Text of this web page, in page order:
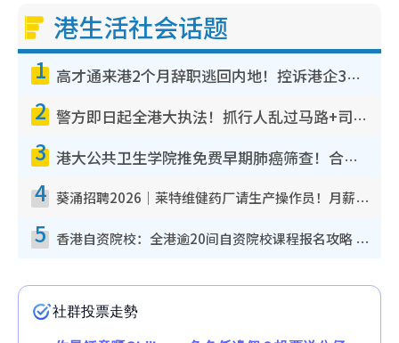
港生活社会话题
1 高才通来港2个月辞职逃回内地！控诉港企3宗罪，叹微管理极窒息
2 警方即日起全港大执法！抓行人乱过马路+司机不专注驾驶！乱过马路罚$2000
3 港大公共卫生学院推免费早期肺癌筛查！合资格人士将获全额资助定期血液化验/电脑断层扫描/风险评估
4 葵涌招聘2026｜莱特维健药厂请生产操作员！月薪高达$1.7万 冷气厂房/五天工作/保障双粮
5 香港自资院校：全港逾20间自资院校课程报名攻略 留位费可退/申请日期/报名链接